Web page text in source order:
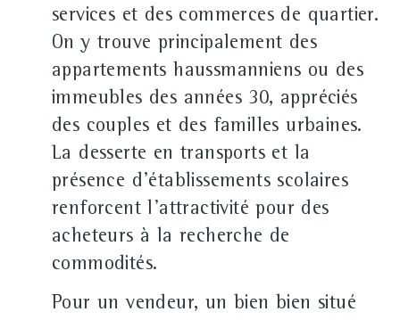
services et des commerces de quartier.
On y trouve principalement des
appartements haussmanniens ou des
immeubles des années 30, appréciés
des couples et des familles urbaines.
La desserte en transports et la
présence d'établissements scolaires
renforcent l'attractivité pour des
acheteurs à la recherche de
commodités.
Pour un vendeur, un bien bien situé